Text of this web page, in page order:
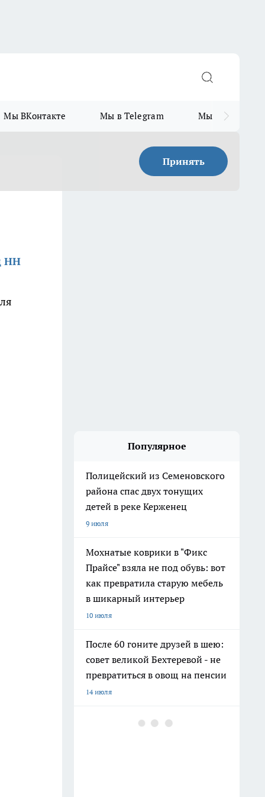
Мы ВКонтакте Мы в Telegram Мы в MAX
Принять
НН
Популярное
Полицейский из Семеновского
района спас двух тонущих
детей в реке Керженец
9 июля
Мохнатые коврики в "Фикс
Прайсе" взяла не под обувь: вот
как превратила старую мебель
в шикарный интерьер
10 июля
После 60 гоните друзей в шею:
совет великой Бехтеревой - не
превратиться в овощ на пенсии
14 июля
Гигант с нежной душой: как